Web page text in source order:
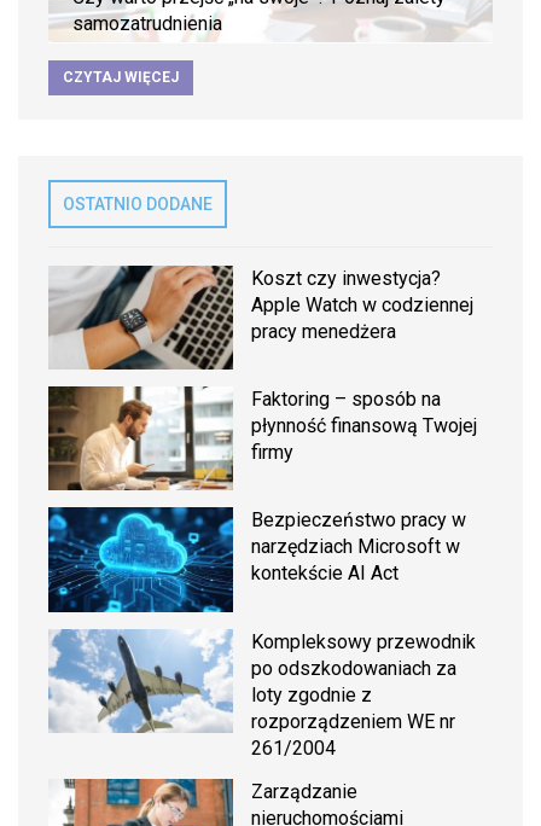
samozatrudnienia
CZYTAJ WIĘCEJ
OSTATNIO DODANE
Koszt czy inwestycja?
Apple Watch w codziennej
pracy menedżera
Faktoring – sposób na
płynność finansową Twojej
firmy
Bezpieczeństwo pracy w
narzędziach Microsoft w
kontekście AI Act
Kompleksowy przewodnik
po odszkodowaniach za
loty zgodnie z
rozporządzeniem WE nr
261/2004
Zarządzanie
nieruchomościami